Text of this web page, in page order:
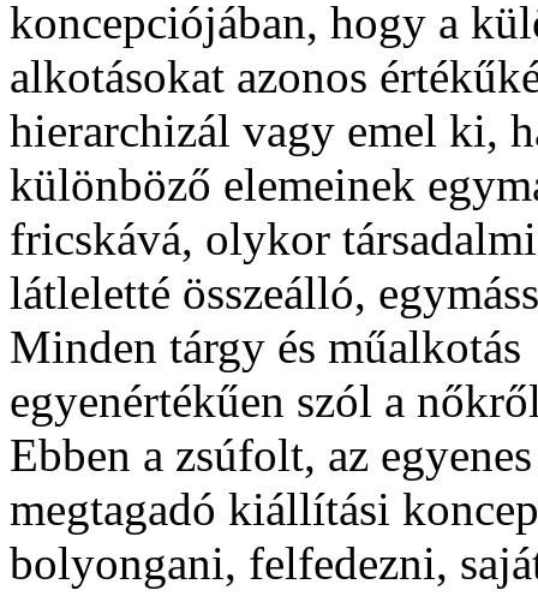
koncepciójában, hogy a
alkotásokat azonos
hierarchizál vagy emel ki,
különböző elemeinek
fricskává, olykor
látleletté összeálló,
Minden tárgy és műalkotás
egyenértékűen szól a
Ebben a zsúfolt, az
megtagadó kiállítási
bolyongani, felfedezni,